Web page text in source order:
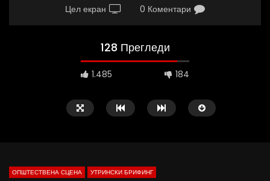
Цел екран 0 Коментари
128 Прегледи
1.485 184
ОПШТЕСТВЕНА СЦЕНА УТРИНСКИ БРИФИНГ